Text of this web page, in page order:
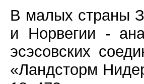
В малых страны
и Норвегии -
эсэсовских
«Ландсторм